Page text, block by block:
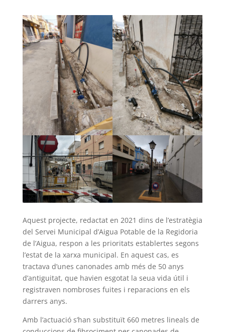
Aquest projecte, redactat en 2021 dins de l’estratègia
del Servei Municipal d’Aigua Potable de la Regidoria
de l’Aigua, respon a les prioritats establertes segons
l’estat de la xarxa municipal. En aquest cas, es
tractava d’unes canonades amb més de 50 anys
d’antiguitat, que havien esgotat la seua vida útil i
registraven nombroses fuites i reparacions en els
darrers anys.
Amb l’actuació s’han substituït 660 metres lineals de